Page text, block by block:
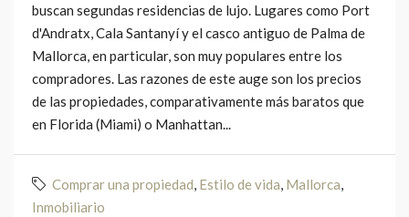
buscan segundas residencias de lujo. Lugares como Port
d'Andratx, Cala Santanyí y el casco antiguo de Palma de
Mallorca, en particular, son muy populares entre los
compradores. Las razones de este auge son los precios
de las propiedades, comparativamente más baratos que
en Florida (Miami) o Manhattan...
Comprar una propiedad, Estilo de vida, Mallorca,
Inmobiliario